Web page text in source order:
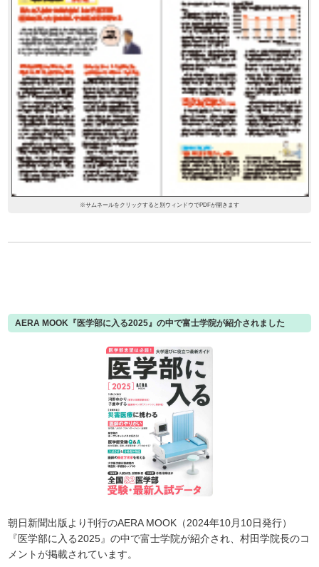
※サムネールをクリックすると別ウィンドウでPDFが開きます
AERA MOOK『医学部に入る2025』の中で富士学院が紹介されました
朝日新聞出版より刊行のAERA MOOK（2024年10月10日発行）
『医学部に入る2025』の中で富士学院が紹介され、村田学院長のコ
メントが掲載されています。